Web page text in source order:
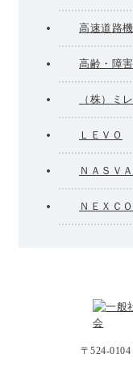
高速道路
高齢・障
（株）ミ
ＬＥＶＯ
ＮＡＳＶＡ
ＮＥＸＣＯ
〒524-